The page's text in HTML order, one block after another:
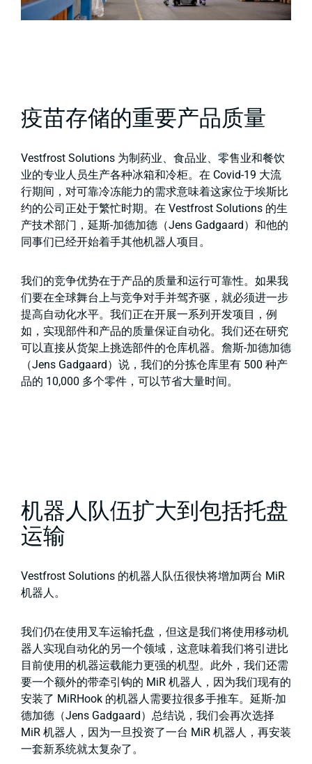
疫苗存储的重要产品质量
Vestfrost Solutions 为制药业、食品业、零售业和餐饮
业的专业人员生产各种冰箱和冷柜。在 Covid-19 大流
行期间，对可靠冷冻能力的需求意味着这家位于埃斯比
约的公司正处于繁忙时期。在 Vestfrost Solutions 的生
产技术部门，延斯-加德加德（Jens Gadgaard）和他的
同事们已经开始着手其他机器人项目。
我们的竞争优势在于产品的质量和运行可靠性。如果我
们要在全球舞台上与竞争对手并驾齐驱，就必须进一步
提高自动化水平。我们正在开展一系列开发项目，例
如，实现部件和产品的质量保证自动化。我们还在研究
可以直接从货架上挑选部件的仓库机器。詹斯-加德加德
（Jens Gadgaard）说，我们的分拣仓库里有 500 种产
品的 10,000 多个零件，可以节省大量时间。
机器人队伍扩大到包括托盘
运输
Vestfrost Solutions 的机器人队伍很快将增加两台 MiR
机器人。
我们仍在使用叉车运输托盘，但这是我们将使用移动机
器人实现自动化的另一个领域，这意味着我们将引进比
目前使用的机器运载能力更强的机型。此外，我们还需
要一个额外的带牵引钩的 MiR 机器人，因为我们现有的
安装了 MiRHook 的机器人需要拉很多手推车。延斯-加
德加德（Jens Gadgaard）总结说，我们会再次选择
MiR 机器人，因为一旦投资了一台 MiR 机器人，再安装
一套新系统就太复杂了。